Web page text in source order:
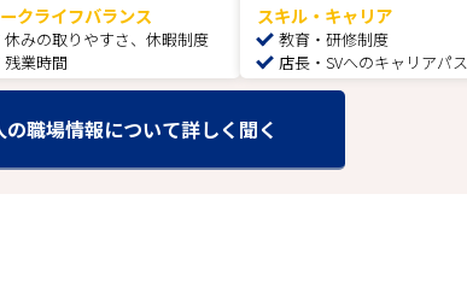
クライフバランス
休みの取りやすさ、休暇制度
残業時間
スキル・キャリア
教育・研修制度
店長・SVへのキャリアパス
の職場情報について詳しく聞く